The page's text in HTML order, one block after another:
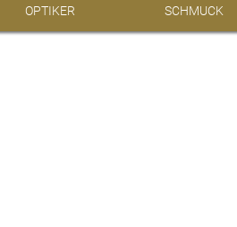
OPTIKER SCHMUCK